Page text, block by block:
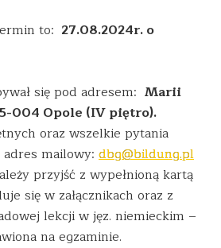
to: 27.08.2024r. o
się pod adresem: Marii
004 Opole (IV piętro).
oraz wszelkie pytania
mailowy: dbg@bildung.pl
przyjść z wypełnioną kartą
się w załącznikach oraz z
lekcji w jęz. niemieckim –
na egzaminie.